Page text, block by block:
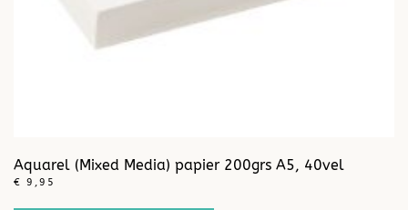
Aquarel (Mixed Media) papier 200grs A5, 40vel
€ 9,95